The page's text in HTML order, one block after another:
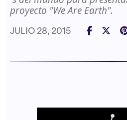
proyecto "We Are Earth".
JULIO 28, 2015